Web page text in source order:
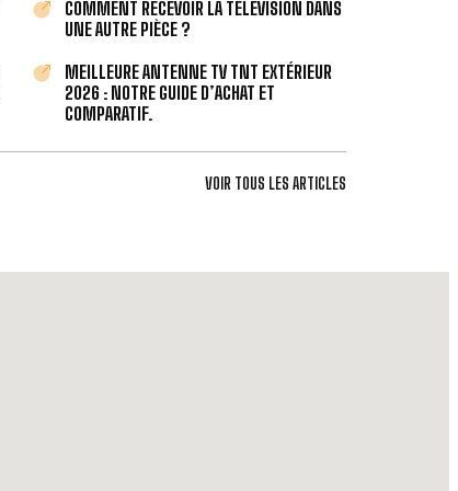
COMMENT RECEVOIR LA TÉLÉVISION DANS
UNE AUTRE PIÈCE ?
MEILLEURE ANTENNE TV TNT EXTÉRIEUR
2026 : NOTRE GUIDE D’ACHAT ET
COMPARATIF.
VOIR TOUS LES ARTICLES